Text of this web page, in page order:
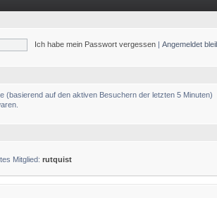
Ich habe mein Passwort vergessen | Angemeldet
(basierend auf den aktiven Besuchern der letzten 5 Minuten)
Mitglied: rutquist